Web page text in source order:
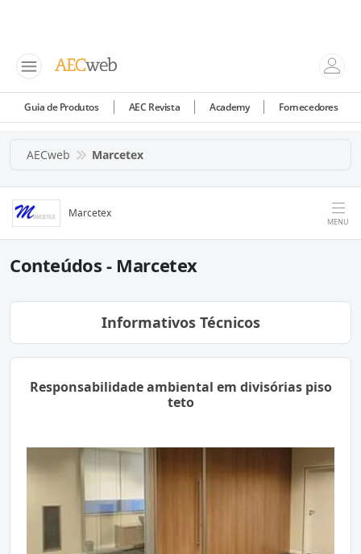
Guia de Produtos AEC Revista Academy Fornecedores
AECweb Marcetex
Marcetex
MENU
Conteúdos - Marcetex
Informativos Técnicos
Responsabilidade ambiental em divisórias piso
teto